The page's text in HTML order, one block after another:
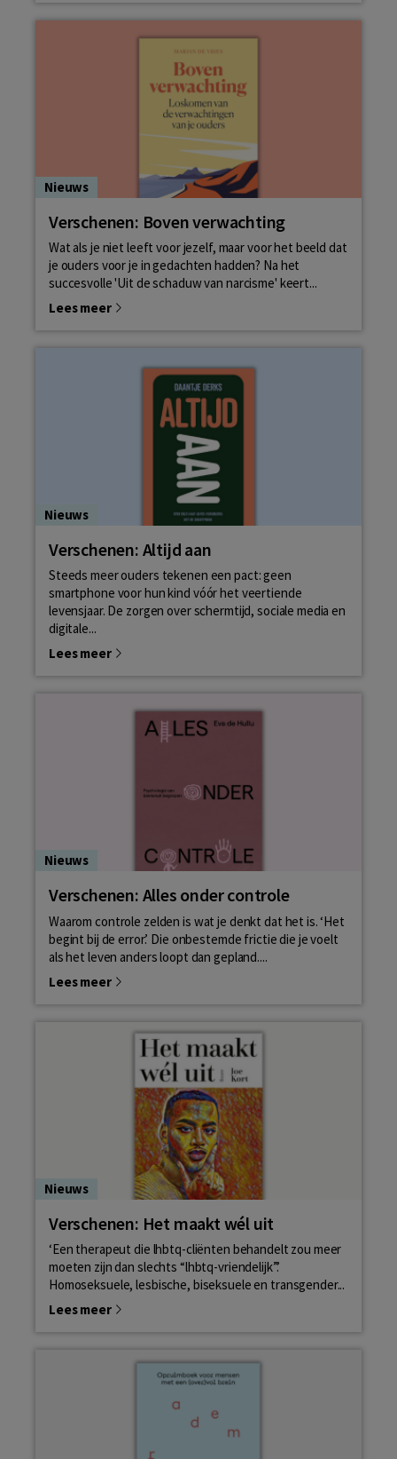
Nieuws
Verschenen: Boven verwachting
Wat als je niet leeft voor jezelf, maar voor het beeld dat
je ouders voor je in gedachten hadden? Na het
succesvolle 'Uit de schaduw van narcisme' keert...
Lees meer
Nieuws
Verschenen: Altijd aan
Steeds meer ouders tekenen een pact: geen
smartphone voor hun kind vóór het veertiende
levensjaar. De zorgen over schermtijd, sociale media en
digitale...
Lees meer
Nieuws
Verschenen: Alles onder controle
Waarom controle zelden is wat je denkt dat het is. ‘Het
begint bij de error.’ Die onbestemde frictie die je voelt
als het leven anders loopt dan gepland....
Lees meer
Nieuws
Verschenen: Het maakt wél uit
‘Een therapeut die lhbtq-cliënten behandelt zou meer
moeten zijn dan slechts “lhbtq-vriendelijk”.’
Homoseksuele, lesbische, biseksuele en transgender...
Lees meer